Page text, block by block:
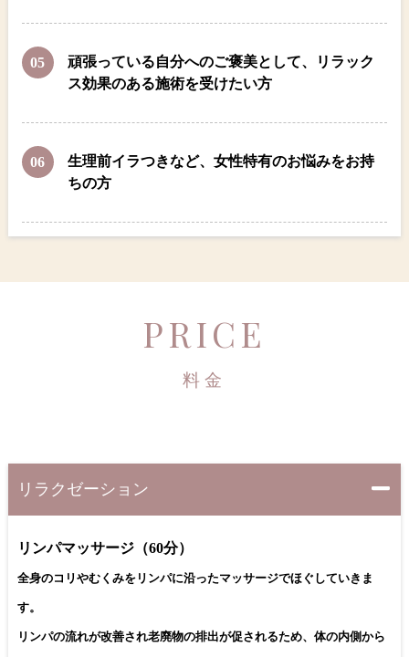
頑張っている自分へのご褒美として、リラック
ス効果のある施術を受けたい方
生理前イラつきなど、女性特有のお悩みをお持
ちの方
PRICE
料金
リラクゼーション
リンパマッサージ（60分）
全身のコリやむくみをリンパに沿ったマッサージでほぐしていきま
す。
リンパの流れが改善され老廃物の排出が促されるため、体の内側から